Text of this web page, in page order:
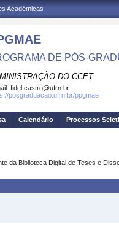
Acadêmicas
DE PÓS-
DO CCET
fidel.castro@ufrn.br
posgraduacao.ufrn.br/ppgmae
Calendário Processos
da Biblioteca Digital de Teses e